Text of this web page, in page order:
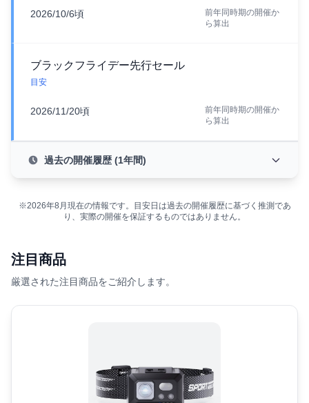
2026/10/6頃
前年同時期の開催か
ら算出
ブラックフライデー先行セール
目安
2026/11/20頃
前年同時期の開催か
ら算出
過去の開催履歴 (1年間)
※2026年8月現在の情報です。目安日は過去の開催履歴に基づく推測であ
り、実際の開催を保証するものではありません。
注目商品
厳選された注目商品をご紹介します。